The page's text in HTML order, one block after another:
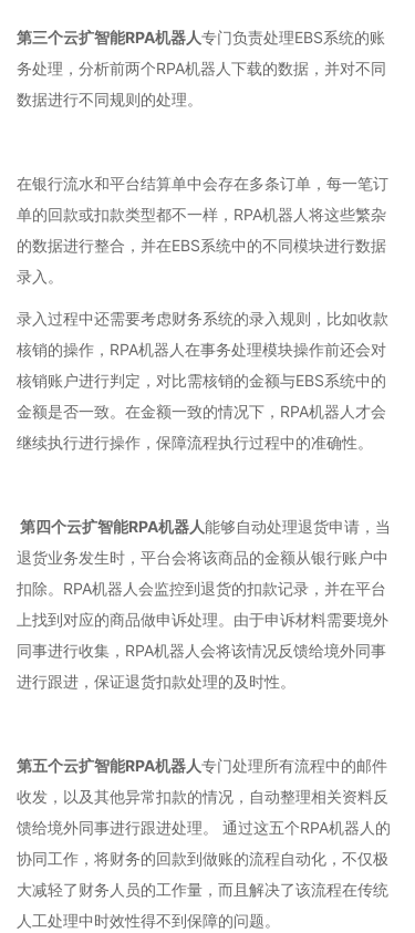
第三个云扩智能RPA机器人专门负责处理EBS系统的账
务处理，分析前两个RPA机器人下载的数据，并对不同
数据进行不同规则的处理。
在银行流水和平台结算单中会存在多条订单，每一笔订
单的回款或扣款类型都不一样，RPA机器人将这些繁杂
的数据进行整合，并在EBS系统中的不同模块进行数据
录入。
录入过程中还需要考虑财务系统的录入规则，比如收款
核销的操作，RPA机器人在事务处理模块操作前还会对
核销账户进行判定，对比需核销的金额与EBS系统中的
金额是否一致。在金额一致的情况下，RPA机器人才会
继续执行进行操作，保障流程执行过程中的准确性。
第四个云扩智能RPA机器人能够自动处理退货申请，当
退货业务发生时，平台会将该商品的金额从银行账户中
扣除。RPA机器人会监控到退货的扣款记录，并在平台
上找到对应的商品做申诉处理。由于申诉材料需要境外
同事进行收集，RPA机器人会将该情况反馈给境外同事
进行跟进，保证退货扣款处理的及时性。
第五个云扩智能RPA机器人专门处理所有流程中的邮件
收发，以及其他异常扣款的情况，自动整理相关资料反
馈给境外同事进行跟进处理。 通过这五个RPA机器人的
协同工作，将财务的回款到做账的流程自动化，不仅极
大减轻了财务人员的工作量，而且解决了该流程在传统
人工处理中时效性得不到保障的问题。